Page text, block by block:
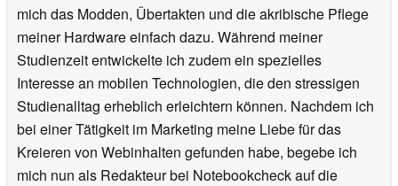
mich das Modden, Übertakten und die akribische Pflege
meiner Hardware einfach dazu. Während meiner
Studienzeit entwickelte ich zudem ein spezielles
Interesse an mobilen Technologien, die den stressigen
Studienalltag erheblich erleichtern können. Nachdem ich
bei einer Tätigkeit im Marketing meine Liebe für das
Kreieren von Webinhalten gefunden habe, begebe ich
mich nun als Redakteur bei Notebookcheck auf die